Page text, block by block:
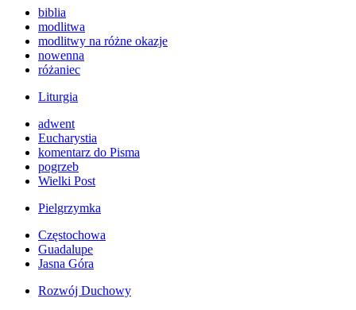
biblia
modlitwa
modlitwy na różne okazje
nowenna
różaniec
Liturgia
adwent
Eucharystia
komentarz do Pisma
pogrzeb
Wielki Post
Pielgrzymka
Częstochowa
Guadalupe
Jasna Góra
Rozwój Duchowy